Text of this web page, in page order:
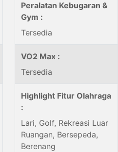
Peralatan Kebugaran &
Gym :
Tersedia
VO2 Max :
Tersedia
Highlight Fitur Olahraga
:
Lari, Golf, Rekreasi Luar
Ruangan, Bersepeda,
Berenang